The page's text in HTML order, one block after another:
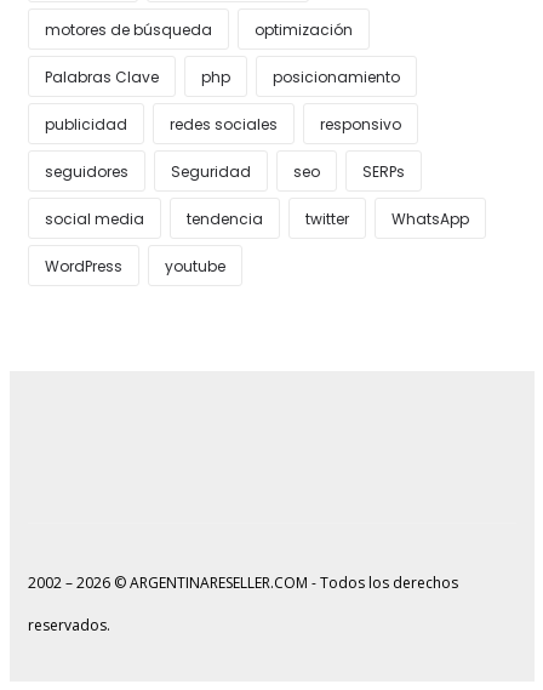
motores de búsqueda optimización
Palabras Clave php posicionamiento
publicidad redes sociales responsivo
seguidores Seguridad seo SERPs
social media tendencia twitter WhatsApp
WordPress youtube
2002 – 2026 © ARGENTINARESELLER.COM - Todos los derechos
reservados.